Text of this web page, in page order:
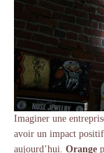
Imaginer une
avoir un impact
aujourd’hui. Orange